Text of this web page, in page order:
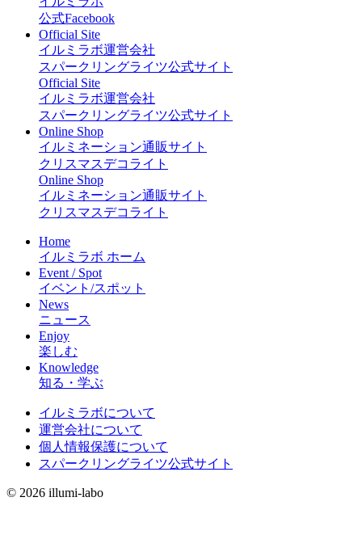
公式Facebook
Official Site
イルミラボ運営会社
スパークリングライツ公式サイト
Official Site
イルミラボ運営会社
スパークリングライツ公式サイト
Online Shop
イルミネーション通販サイト
クリスマスデコライト
Online Shop
イルミネーション通販サイト
クリスマスデコライト
Home
イルミラボ ホーム
Event / Spot
イベント/スポット
News
ニュース
Enjoy
楽しむ
Knowledge
知る・学ぶ
イルミラボについて
運営会社について
個人情報保護について
スパークリングライツ公式サイト
© 2026 illumi-labo